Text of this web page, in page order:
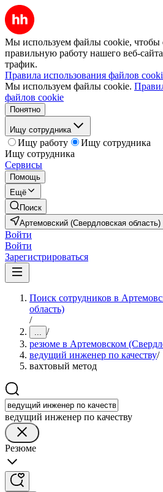
Мы используем файлы cookie, чтобы
правильную работу нашего веб-
трафик.
Правила использования файлов
Мы используем файлы cookie.
файлов cookie
Понятно
Ищу сотрудника
Ищу работу
Ищу сотрудника
Ищу сотрудника
Сервисы
Помощь
Ещё
Поиск
Артемовский (Свердловская область)
Войти
Войти
Зарегистрироваться
Поиск сотрудников в
область)
/
... /
резюме в Артемовском
ведущий инженер по качеству/
вахтовый метод
ведущий инженер по качеству
Резюме